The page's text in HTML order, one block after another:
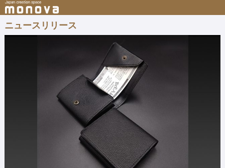
ニュースリリース